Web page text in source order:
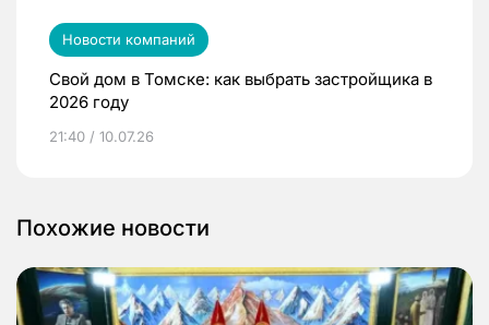
Новости компаний
Свой дом в Томске: как выбрать застройщика в
2026 году
21:40 / 10.07.26
Похожие новости